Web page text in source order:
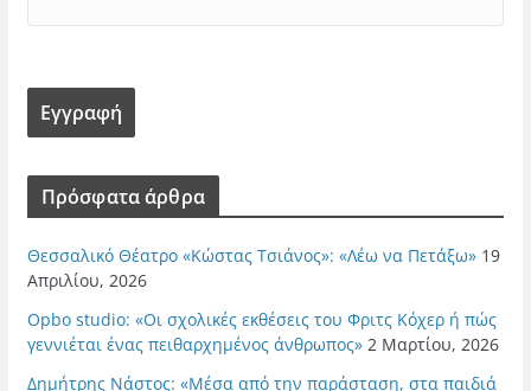
Πρόσφατα άρθρα
Θεσσαλικό Θέατρο «Κώστας Τσιάνος»: «Λέω να Πετάξω» 19
Απριλίου, 2026
Opbo studio: «Οι σχολικές εκθέσεις του Φριτς Κόχερ ή πώς
γεννιέται ένας πειθαρχημένος άνθρωπος» 2 Μαρτίου, 2026
Δημήτρης Νάστος: «Μέσα από την παράσταση, στα παιδιά